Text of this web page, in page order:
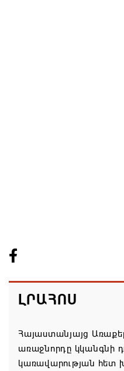
ԼՐԱՀՈՍ
Հայաստանյայց
առաջնորդը կկանգնի
կառավարության հետ